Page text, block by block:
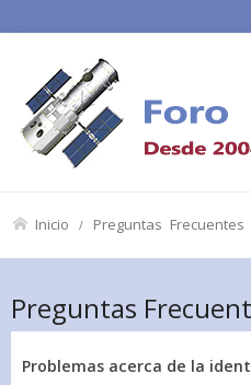
Inicio Preguntas Frecuentes
Preguntas
Problemas acerca de la